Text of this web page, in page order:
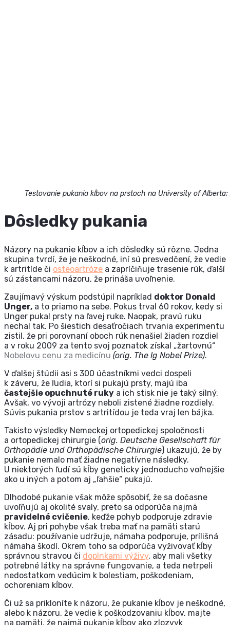
Testovanie pukania kĺbov na prstoch na University of
Dôsledky pukania
Názory na pukanie kĺbov a ich dôsledky sú rôzne. Jedna
skupina tvrdí, že je neškodné, iní sú presvedčení, že vedie
k artritíde či osteoartróze a zapríčiňuje trasenie rúk, ďalší
sú zástancami názoru, že prináša uvoľnenie.
Zaujímavý výskum podstúpil napríklad doktor Donald
Unger, a to priamo na sebe. Pokus trval 60 rokov, kedy si
Unger pukal prsty na ľavej ruke. Naopak, pravú ruku
nechal tak. Po šiestich desaťročiach trvania experimentu
zistil, že pri porovnaní oboch rúk nenašiel žiaden rozdiel
a v roku 2009 za tento svoj poznatok získal „žartovnú“
Nobelovu cenu za medicínu (orig. The Ig Nobel Prize).
V ďalšej štúdii asi s 300 účastníkmi vedci dospeli
k záveru, že ľudia, ktorí si pukajú prsty, majú iba
častejšie opuchnuté ruky a ich stisk nie je taký silný.
Avšak, vo vývoji artrózy neboli zistené žiadne rozdiely.
Súvis pukania prstov s artritídou je teda vraj len bájka.
Takisto výsledky Nemeckej ortopedickej spoločnosti
a ortopedickej chirurgie (orig. Deutsche Gesellschaft für
Orthopädie und Orthopädische Chirurgie) ukazujú, že by
pukanie nemalo mať žiadne negatívne následky.
U niektorých ľudí sú kĺby geneticky jednoducho voľnejšie
ako u iných a potom aj „ľahšie“ pukajú.
Dlhodobé pukanie však môže spôsobiť, že sa dočasne
uvoľňujú aj okolité svaly, preto sa odporúča najmä
pravidelné cvičenie, keďže pohyb podporuje zdravie
kĺbov. Aj pri pohybe však treba mať na pamäti starú
zásadu: používanie udržuje, námaha podporuje, prílišná
námaha škodí. Okrem toho sa odporúča vyživovať kĺby
správnou stravou či doplnkami výživy, aby mali všetky
potrebné látky na správne fungovanie, a teda netrpeli
nedostatkom vedúcim k bolestiam, poškodeniam,
ochoreniam kĺbov.
Či už sa prikloníte k názoru, že pukanie kĺbov je neškodné,
alebo k názoru, že vedie k poškodzovaniu kĺbov, majte
na pamäti, že najmä pukanie kĺbov ako zlozvyk